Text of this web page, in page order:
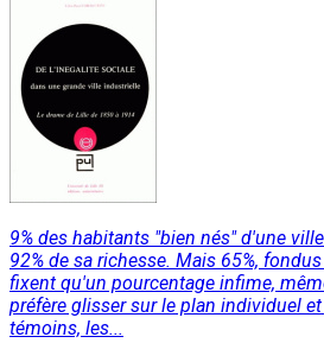
9% des habitants "bien nés" d'une
92% de sa richesse. Mais 65%,
fixent qu'un pourcentage infime,
préfère glisser sur le plan individuel
témoins, les...